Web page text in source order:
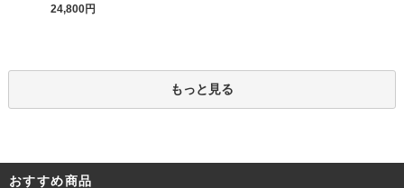
24,800円
もっと見る
おすすめ商品